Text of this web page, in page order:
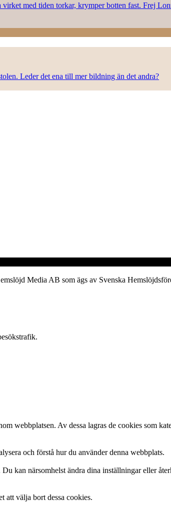
med tiden torkar, krymper botten fast. Frej
Leder det ena till mer bildning än det andra?
Media AB som ägs av Svenska
webbplatsen. Av dessa lagras de cookies som
och förstå hur du använder denna webbplats.
kan närsomhelst ändra dina inställningar eller
att välja bort dessa cookies.